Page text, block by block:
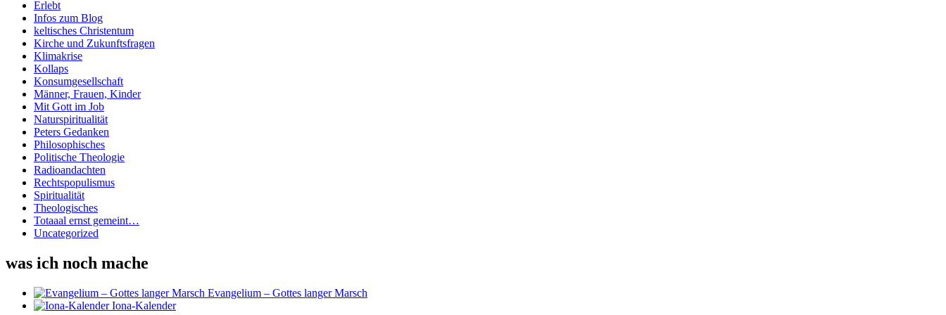
Erlebt
Infos zum Blog
keltisches Christentum
Kirche und Zukunftsfragen
Klimakrise
Kollaps
Konsumgesellschaft
Männer, Frauen, Kinder
Mit Gott im Job
Naturspiritualität
Peters Gedanken
Philosophisches
Politische Theologie
Radioandachten
Rechtspopulismus
Spiritualität
Theologisches
Totaaal ernst gemeint…
Uncategorized
was ich noch mache
Evangelium – Gottes langer Marsch
Iona-Kalender